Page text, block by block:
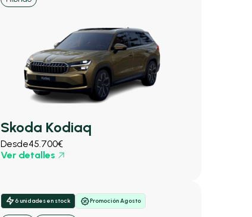
Skoda Kodiaq
Desde45.700€
Ver detalles
6 unidades en stock Promoción Agosto